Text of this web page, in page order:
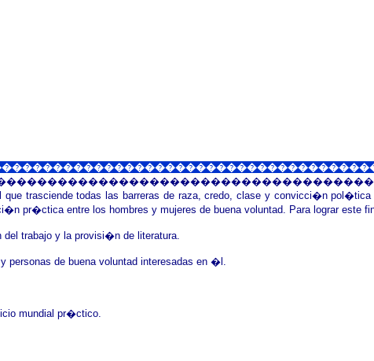
trasciende todas las barreras de raza, credo, clase y convicci�n
pr�ctica entre los hombres y mujeres de buena voluntad. Para lograr este
trabajo y la provisi�n de literatura.
personas de buena voluntad interesadas en �l.
mundial pr�ctico.